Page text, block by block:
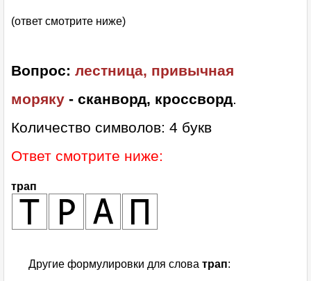
(ответ смотрите ниже)
Вопрос: лестница, привычная
моряку - сканворд, кроссворд.
Количество символов: 4 букв
Ответ смотрите ниже:
трап
Другие формулировки для слова трап: